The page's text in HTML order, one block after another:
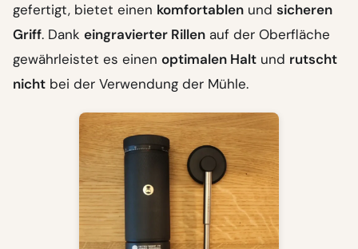
gefertigt, bietet einen komfortablen und sicheren
Griff. Dank eingravierter Rillen auf der Oberfläche
gewährleistet es einen optimalen Halt und rutscht
nicht bei der Verwendung der Mühle.